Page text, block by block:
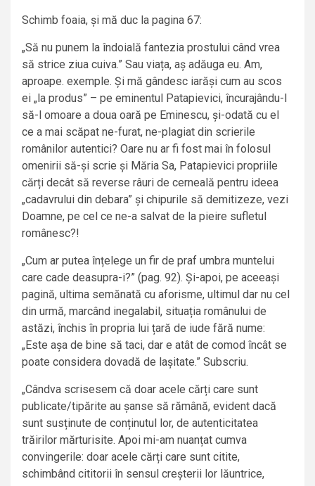
Schimb foaia, și mă duc la pagina 67:
„Să nu punem la îndoială fantezia prostului când vrea
să strice ziua cuiva.” Sau viața, aș adăuga eu. Am,
aproape. exemple. Și mă gândesc iarăși cum au scos
ei „la produs” – pe eminentul Patapievici, încurajându-l
să-l omoare a doua oară pe Eminescu, și-odată cu el
ce a mai scăpat ne-furat, ne-plagiat din scrierile
românilor autentici? Oare nu ar fi fost mai în folosul
omenirii să-și scrie și Măria Sa, Patapievici propriile
cărți decât să reverse râuri de cerneală pentru ideea
„cadavrului din debara” și chipurile să demitizeze, vezi
Doamne, pe cel ce ne-a salvat de la pieire sufletul
românesc?!
„Cum ar putea înțelege un fir de praf umbra muntelui
care cade deasupra-i?” (pag. 92). Și-apoi, pe aceeași
pagină, ultima semănată cu aforisme, ultimul dar nu cel
din urmă, marcând inegalabil, situația românului de
astăzi, închis în propria lui țară de iude fără nume:
„Este așa de bine să taci, dar e atât de comod încât se
poate considera dovadă de lașitate.” Subscriu.
„Cândva scrisesem că doar acele cărți care sunt
publicate/tipărite au șanse să rămână, evident dacă
sunt susținute de conținutul lor, de autenticitatea
trăirilor mărturisite. Apoi mi-am nuanțat cumva
convingerile: doar acele cărți care sunt citite,
schimbând cititorii în sensul creșterii lor lăuntrice,